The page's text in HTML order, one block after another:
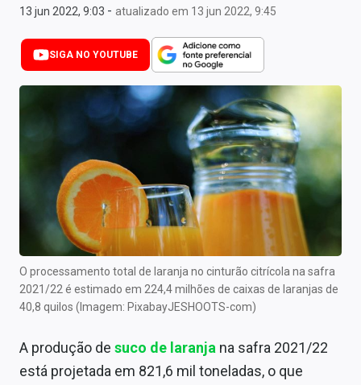
Últimas Notícias
Newsletters
Cotações
Comprar ou vender?
Carteiras Recomendadas
Central de Dividendos
Central de Fundos Imobiliários
Central dos IPOs
Renda Fixa
Mercados
13 jun 2022, 9:03 - atualizado em 13 jun 2022, 9:45
SIGA NO YOUTUBE
O processamento total de laranja no cinturão citrícola na safra
2021/22 é estimado em 224,4 milhões de caixas de laranjas de
40,8 quilos (Imagem: PixabayJESHOOTS-com)
A produção de suco de laranja na safra 2021/22
está projetada em 821,6 mil toneladas, o que